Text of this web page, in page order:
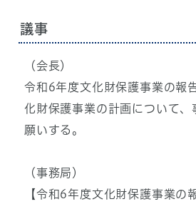
議事
（会長）
令和6年度文化財保護事業の報
化財保護事業の計画について、
願いする。
（事務局）
【令和6年度文化財保護事業の